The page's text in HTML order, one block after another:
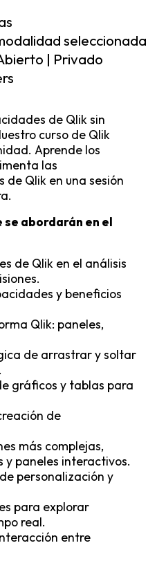
seleccionada
| Privado
de Qlik sin
curso de Qlik
Aprende los
las
Qlik en una sesión
abordarán en el
de Qlik en el análisis
y beneficios
Qlik: paneles,
de arrastrar y soltar
gráficos y tablas para
de
más complejas,
y paneles interactivos.
personalización y
para explorar
real.
entre